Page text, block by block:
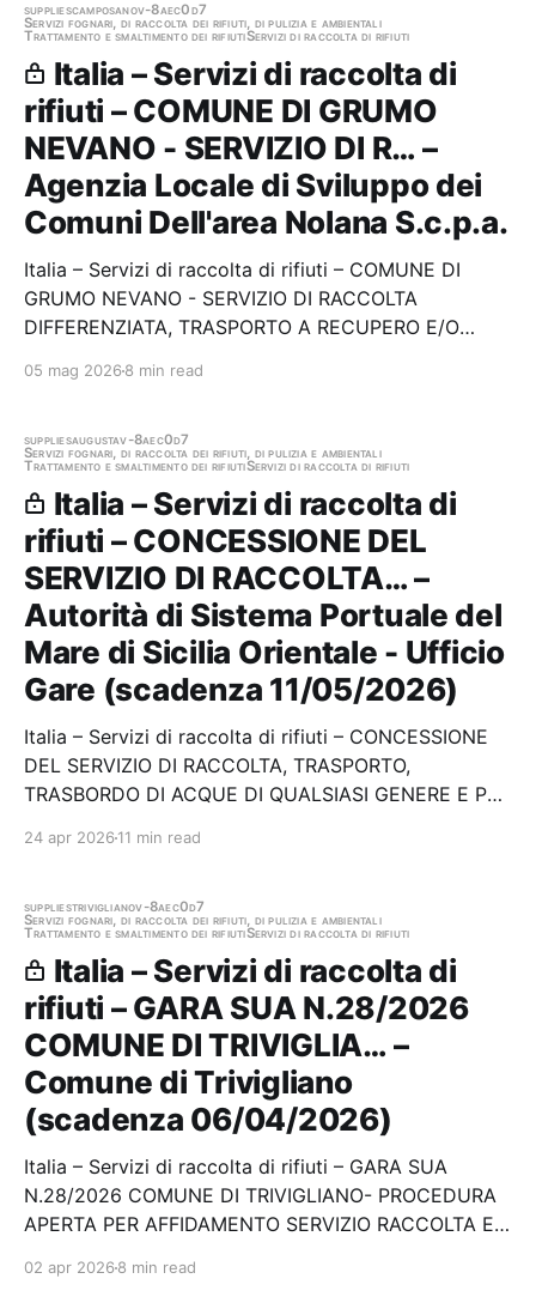
suppliescamposanov-8aec0d7
Servizi fognari, di raccolta dei rifiuti, di pulizia e ambientali
Trattamento e smaltimento dei rifiutiServizi di raccolta di rifiuti
Italia – Servizi di raccolta di
rifiuti – COMUNE DI GRUMO
NEVANO - SERVIZIO DI R… –
Agenzia Locale di Sviluppo dei
Comuni Dell'area Nolana S.c.p.a.
Italia – Servizi di raccolta di rifiuti – COMUNE DI
GRUMO NEVANO - SERVIZIO DI RACCOLTA
DIFFERENZIATA, TRASPORTO A RECUPERO E/O
ASSIMILATI ED ALTRI SERVIZI D'IGIENE URBANA PER
CIG B9A4DE71EB Stazione appaltante:…
05 mag 2026 8 min read
suppliesaugustav-8aec0d7
Servizi fognari, di raccolta dei rifiuti, di pulizia e ambientali
Trattamento e smaltimento dei rifiutiServizi di raccolta di rifiuti
Italia – Servizi di raccolta di
rifiuti – CONCESSIONE DEL
SERVIZIO DI RACCOLTA… –
Autorità di Sistema Portuale del
Mare di Sicilia Orientale - Ufficio
Gare (scadenza 11/05/2026)
Italia – Servizi di raccolta di rifiuti – CONCESSIONE
DEL SERVIZIO DI RACCOLTA, TRASPORTO,
TRASBORDO DI ACQUE DI QUALSIASI GENERE E PER
(ZAVORRE, SENTINE, LAVAGGIO TANKE DI
INFIAMMABILITA' INFERIORE E SUPERIORE A 60°…
24 apr 2026 11 min read
suppliestriviglianov-8aec0d7
Servizi fognari, di raccolta dei rifiuti, di pulizia e ambientali
Trattamento e smaltimento dei rifiutiServizi di raccolta di rifiuti
Italia – Servizi di raccolta di
rifiuti – GARA SUA N.28/2026
COMUNE DI TRIVIGLIA… –
Comune di Trivigliano
(scadenza 06/04/2026)
Italia – Servizi di raccolta di rifiuti – GARA SUA
N.28/2026 COMUNE DI TRIVIGLIANO- PROCEDURA
APERTA PER AFFIDAMENTO SERVIZIO RACCOLTA E
IGIENE URBANA. Stazione appaltante: Comune di
02 apr 2026 8 min read